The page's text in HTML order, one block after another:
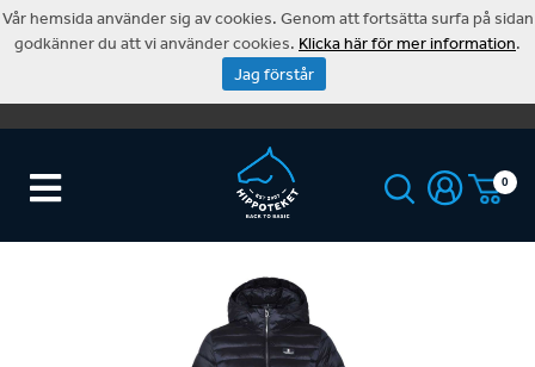
0
Vår hemsida använder sig av cookies. Genom att fortsätta surfa på sidan
godkänner du att vi använder cookies. Klicka här för mer information.
Jag förstår